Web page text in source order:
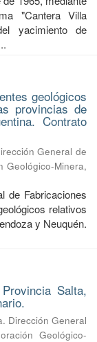
"Cantera Villa
yacimiento de
geológicos
provincias de
Contrato
General de
Geológico-Minera,
de Fabricaciones
relativos
y Neuquén.
Salta,
Dirección General
Geológico-